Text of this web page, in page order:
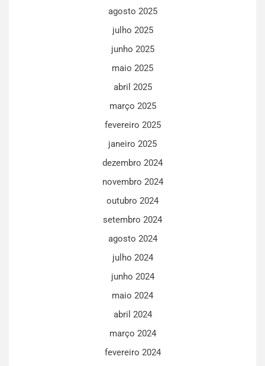
agosto 2025
julho 2025
junho 2025
maio 2025
abril 2025
março 2025
fevereiro 2025
janeiro 2025
dezembro 2024
novembro 2024
outubro 2024
setembro 2024
agosto 2024
julho 2024
junho 2024
maio 2024
abril 2024
março 2024
fevereiro 2024